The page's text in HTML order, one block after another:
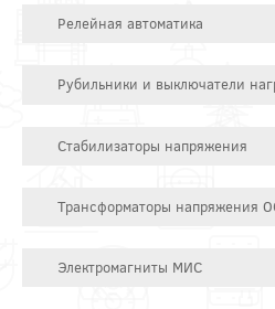
Релейная автоматика
Рубильники и выключатели
Стабилизаторы напряжения
Трансформаторы напряжения
Электромагниты МИС